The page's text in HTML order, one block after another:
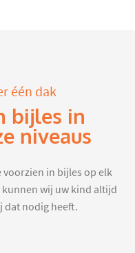
één dak
bijles in
niveaus
voorzien in bijles op elk
wij uw kind altijd
dat nodig heeft.